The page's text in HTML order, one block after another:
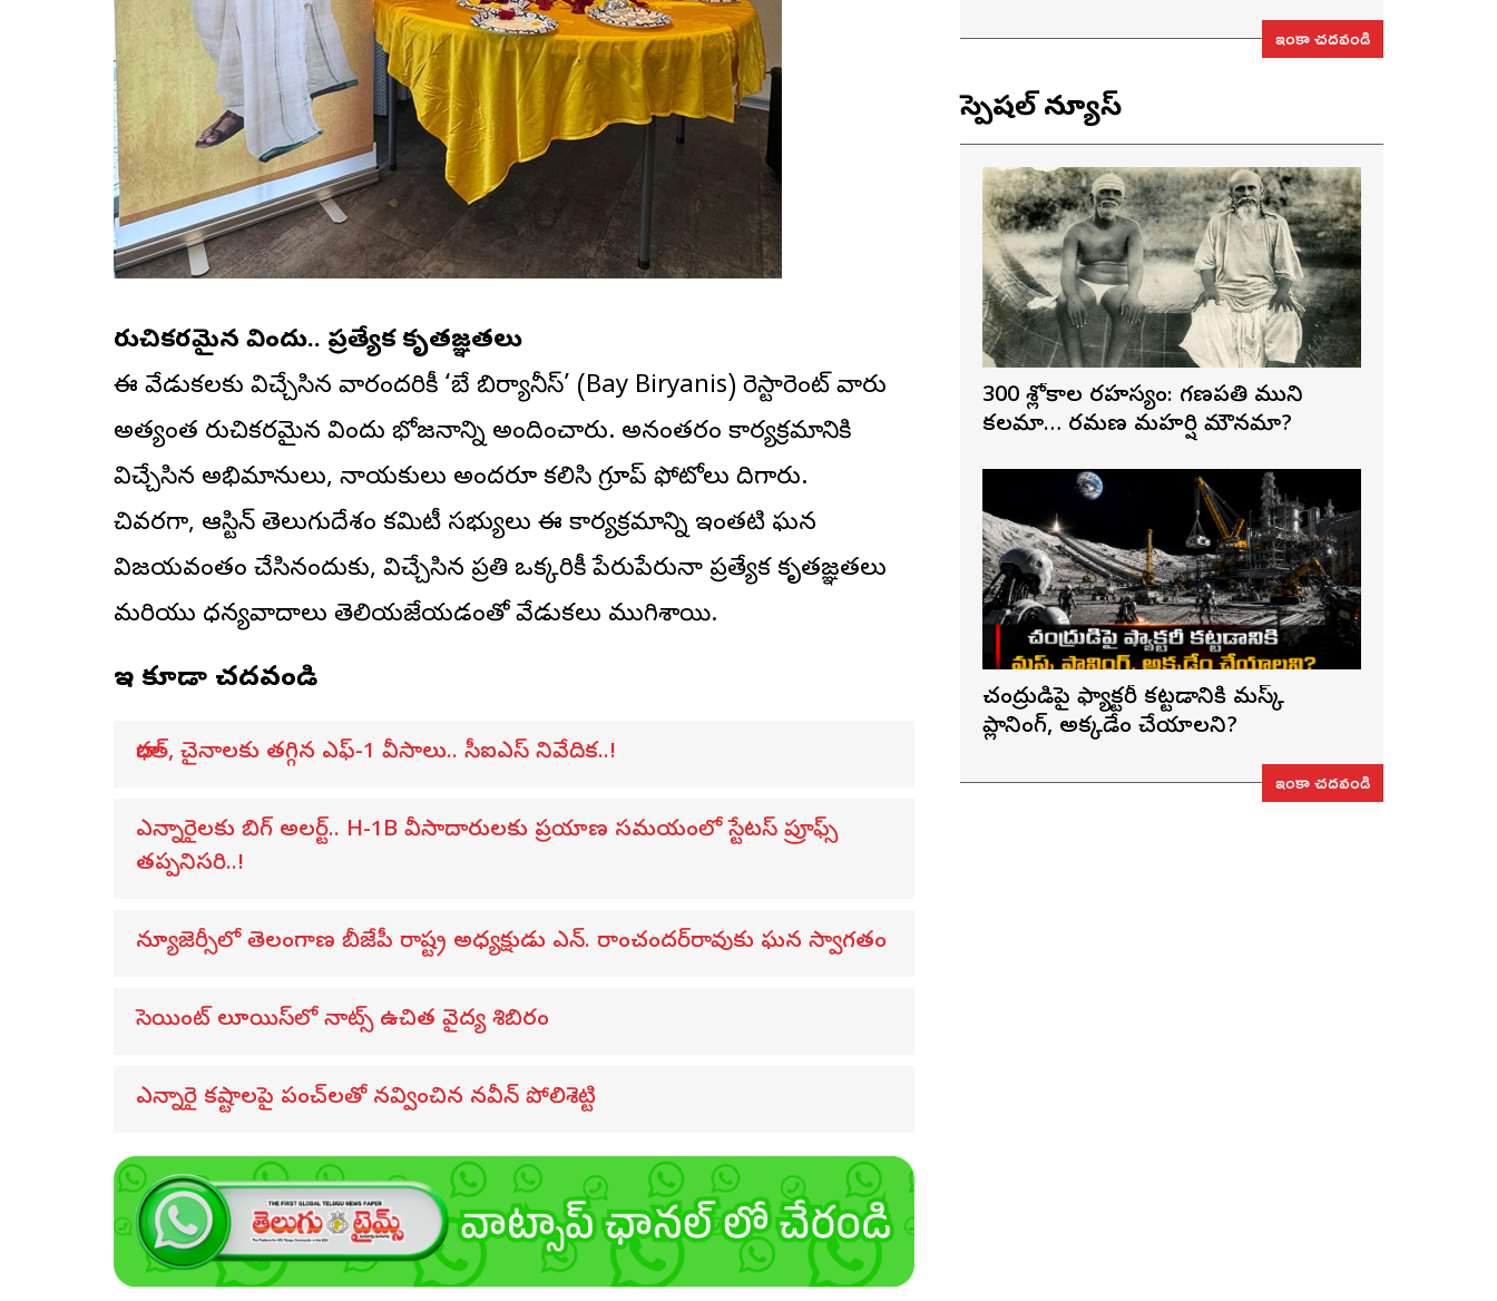
రుచికరమైన విందు.. ప్రత్యేక కృతజ్ఞతలు
ఈ వేడుకలకు విచ్చేసిన వారందరికీ ‘బే బిర్యానీస్’ (Bay Biryanis) రెస్టారెంట్ వారు
అత్యంత రుచికరమైన విందు భోజనాన్ని అందించారు. అనంతరం కార్యక్రమానికి
విచ్చేసిన అభిమానులు, నాయకులు అందరూ కలిసి గ్రూప్ ఫోటోలు దిగారు.
చివరగా, ఆస్టిన్ తెలుగుదేశం కమిటీ సభ్యులు ఈ కార్యక్రమాన్ని ఇంతటి ఘన
విజయవంతం చేసినందుకు, విచ్చేసిన ప్రతి ఒక్కరికీ పేరుపేరునా ప్రత్యేక కృతజ్ఞతలు
మరియు ధన్యవాదాలు తెలియజేయడంతో వేడుకలు ముగిశాయి.
ఇవి కూడా చదవండి
భారత్, చైనాలకు తగ్గిన ఎఫ్-1 వీసాలు.. సీఐఎస్ నివేదిక..!
ఎన్నారైలకు బిగ్ అలర్ట్.. H-1B వీసాదారులకు ప్రయాణ సమయంలో స్టేటస్ ప్రూఫ్స్
తప్పనిసరి..!
న్యూజెర్సీలో తెలంగాణ బీజేపీ రాష్ట్ర అధ్యక్షుడు ఎన్. రాంచందర్‌రావుకు ఘన స్వాగతం
సెయింట్ లూయిస్‌లో నాట్స్ ఉచిత వైద్య శిబిరం
ఎన్నారై కష్టాలపై పంచ్‌లతో నవ్వించిన నవీన్ పోలిశెట్టి
ఇంకా చదవండి
స్పెషల్ న్యూస్
300 శ్లోకాల రహస్యం: గణపతి ముని
కలమా… రమణ మహర్షి మౌనమా?
చంద్రుడిపై ఫ్యాక్టరీ కట్టడానికి మస్క్
ప్లానింగ్, అక్కడేం చేయాలని?
ఇంకా చదవండి